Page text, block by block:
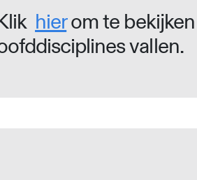
hierom te
vallen.